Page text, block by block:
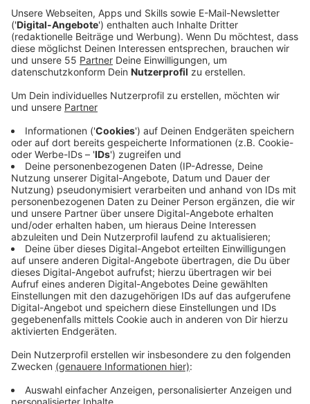
Anzeige
Die Musik habt Ihr in der Hand
Anzeige
Auf unserer Radio-Reise durch 30 Jahre Welle
Niederrhein wird es nicht nur thematische Rückblicke
geben, wir werden uns auch musikalisch in die
vergangenen Jahre bringen. Eine Stunde lang spielen
wir jeweils in unserer Frühsendung und in unserer
Nachmittagssendung die Songs aus einem
bestimmten Jahr. Welche? Das bestimmt Ihr mit Eurer
Stimme:
Anzeige
Anzeige